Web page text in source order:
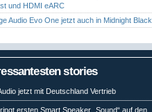
und HDMI eARC
Audio Evo One jetzt auch in Midnight Black
stories
jetzt mit Deutschland Vertrieb
ersten Smart Speaker „Sound“ auf den